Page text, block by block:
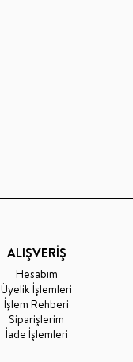
ALIŞVERİŞ
Hesabım
Üyelik İşlemleri
İşlem Rehberi
Siparişlerim
İade İşlemleri